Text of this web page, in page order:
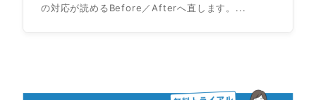
の対応が読めるBefore／Afterへ直します。...